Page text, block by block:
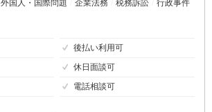
外国人・国際問題 企業法務 税務訴訟 行政事件
後払い利用可
休日面談可
電話相談可